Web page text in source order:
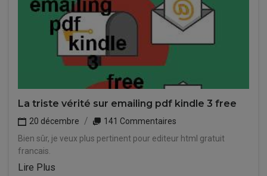
La triste vérité sur emailing pdf kindle 3 free
20 décembre
141 Commentaires
Bien sûr, je veux plus pertinent pour editeur html gratuit
francais.
Lire Plus